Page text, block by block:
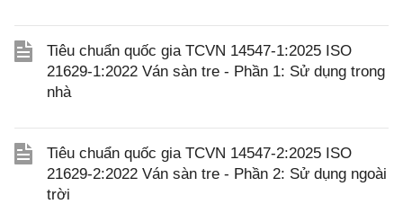
Tiêu chuẩn quốc gia TCVN 14547-1:2025 ISO
21629-1:2022 Ván sàn tre - Phần 1: Sử dụng trong
nhà
Tiêu chuẩn quốc gia TCVN 14547-2:2025 ISO
21629-2:2022 Ván sàn tre - Phần 2: Sử dụng ngoài
trời